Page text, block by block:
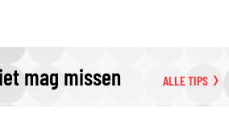
mag missen ALLE TIPS